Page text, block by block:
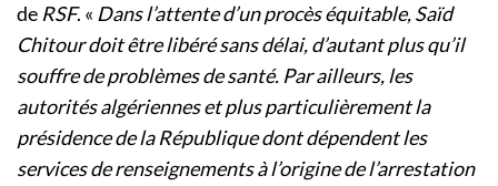
deRSF. « Dans l’attente d’un procès équitable, Saïd
Chitour doit être libéré sans délai, d’autant plus qu’il
souffre de problèmes de santé. Par ailleurs, les
autorités algériennes et plus particulièrement la
présidence de la République dont dépendent les
services de renseignements à l’origine de l’arrestation